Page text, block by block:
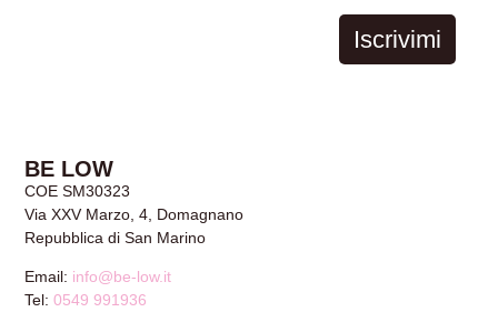
Iscrivimi
BE LOW
COE SM30323
Via XXV Marzo, 4, Domagnano
Repubblica di San Marino
Email: info@be-low.it
Tel:0549 991936